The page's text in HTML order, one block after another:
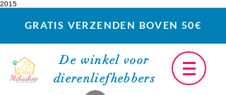
2015
GRATIS VERZENDEN BOVEN 50€
De winkel voor
dierenliefhebbers